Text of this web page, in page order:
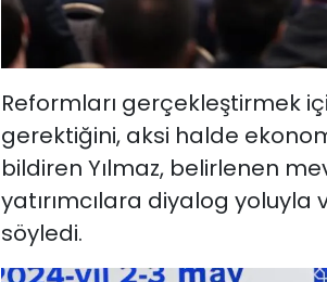
Reformları gerçekleştirmek
gerektiğini, aksi halde
bildiren Yılmaz, belirlenen
yatırımcılara diyalog yoluyla
söyledi.